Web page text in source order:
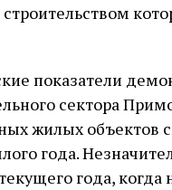
показатели
сектора
жилых объектов
года.
года, когда